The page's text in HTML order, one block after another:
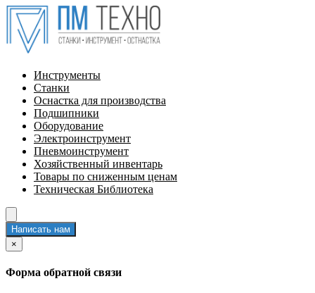
Инструменты
Станки
Оснастка для производства
Подшипники
Оборудование
Электроинструмент
Пневмоинструмент
Хозяйственный инвентарь
Товары по сниженным ценам
Техническая Библиотека
Написать нам
×
Форма обратной связи